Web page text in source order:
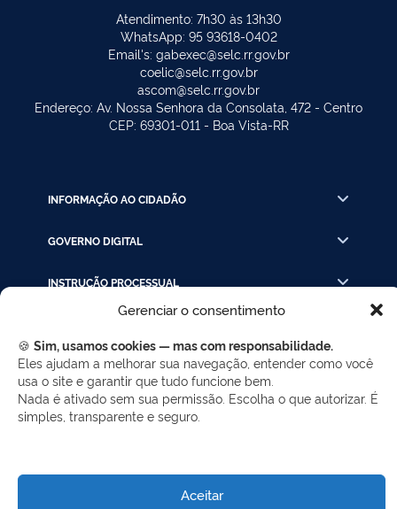
Gerenciar o consentimento
🍪 Sim, usamos cookies — mas com responsabilidade.
Eles ajudam a melhorar sua navegação, entender como você
usa o site e garantir que tudo funcione bem.
Nada é ativado sem sua permissão. Escolha o que autorizar. É
simples, transparente e seguro.
Aceitar
Atendimento: 7h30 às 13h30
WhatsApp: 95 93618-0402
Email's: gabexec@selc.rr.gov.br
coelic@selc.rr.gov.br
ascom@selc.rr.gov.br
Endereço: Av. Nossa Senhora da Consolata, 472 - Centro
CEP: 69301-011 - Boa Vista-RR
INFORMAÇÃO AO CIDADÃO
GOVERNO DIGITAL
INSTRUÇÃO PROCESSUAL
REDES SOCIAIS
Facebook
Twitter
LinkedIn
Instagram